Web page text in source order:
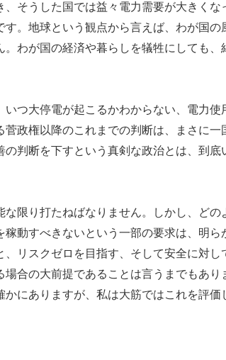
、そうした国では益々電力需要が大きく
す。地球という観点から言えば、わが国
。わが国の経済や暮らしを犠牲にしても
つ大停電が起こるかわからない、電力
菅政権以降のこれまでの判断は、まさに
の判断を下すという真剣な政治とは、到
限り打たねばなりません。しかし、ど
稼動すべきないという一部の要求は、明
、リスクゼロを目指す、そして安全に対
場合の大前提であることは言うまでもあ
にありますが、私は大筋ではこれを評価